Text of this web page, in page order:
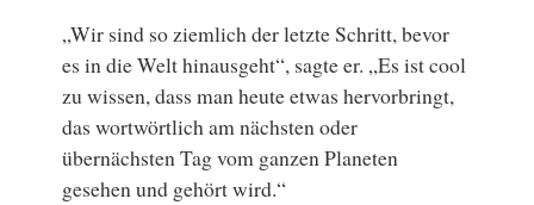
„Wir sind so ziemlich der letzte Schritt, bevor
es in die Welt hinausgeht“, sagte er. „Es ist cool
zu wissen, dass man heute etwas hervorbringt,
das wortwörtlich am nächsten oder
übernächsten Tag vom ganzen Planeten
gesehen und gehört wird.“